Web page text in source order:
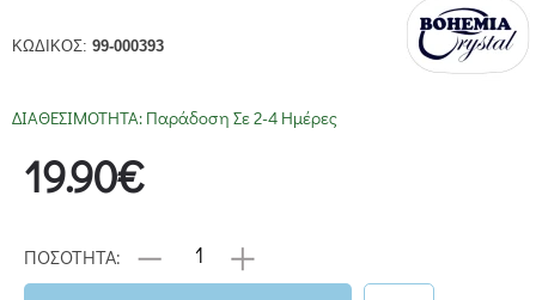
ΚΩΔΙΚΟΣ: 99-000393
ΔΙΑΘΕΣΙΜΟΤΗΤΑ: Παράδοση Σε 2-4 Ημέρες
19.90€
ΠΟΣΟΤΗΤΑ: